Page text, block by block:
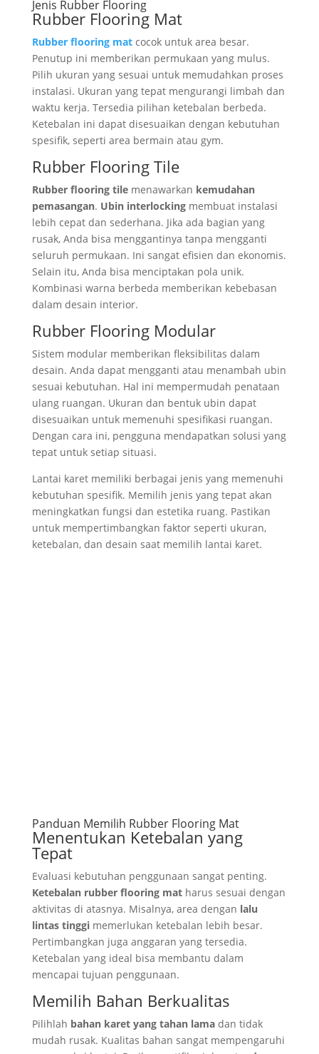
Jenis Rubber Flooring
Rubber Flooring Mat
Rubber flooring mat cocok untuk area besar.
Penutup ini memberikan permukaan yang mulus.
Pilih ukuran yang sesuai untuk memudahkan proses
instalasi. Ukuran yang tepat mengurangi limbah dan
waktu kerja. Tersedia pilihan ketebalan berbeda.
Ketebalan ini dapat disesuaikan dengan kebutuhan
spesifik, seperti area bermain atau gym.
Rubber Flooring Tile
Rubber flooring tilemenawarkan kemudahan
pemasangan. Ubin interlockingmembuat instalasi
lebih cepat dan sederhana. Jika ada bagian yang
rusak, Anda bisa menggantinya tanpa mengganti
seluruh permukaan. Ini sangat efisien dan ekonomis.
Selain itu, Anda bisa menciptakan pola unik.
Kombinasi warna berbeda memberikan kebebasan
dalam desain interior.
Rubber Flooring Modular
Sistem modular memberikan fleksibilitas dalam
desain. Anda dapat mengganti atau menambah ubin
sesuai kebutuhan. Hal ini mempermudah penataan
ulang ruangan. Ukuran dan bentuk ubin dapat
disesuaikan untuk memenuhi spesifikasi ruangan.
Dengan cara ini, pengguna mendapatkan solusi yang
tepat untuk setiap situasi.
Lantai karet memiliki berbagai jenis yang memenuhi
kebutuhan spesifik. Memilih jenis yang tepat akan
meningkatkan fungsi dan estetika ruang. Pastikan
untuk mempertimbangkan faktor seperti ukuran,
ketebalan, dan desain saat memilih lantai karet.
Panduan Memilih Rubber Flooring Mat
Menentukan Ketebalan yang
Tepat
Evaluasi kebutuhan penggunaan sangat penting.
Ketebalan rubber flooring matharus sesuai dengan
aktivitas di atasnya. Misalnya, area dengan lalu
lintas tinggimemerlukan ketebalan lebih besar.
Pertimbangkan juga anggaran yang tersedia.
Ketebalan yang ideal bisa membantu dalam
mencapai tujuan penggunaan.
Memilih Bahan Berkualitas
Pilihlah bahan karet yang tahan lamadan tidak
mudah rusak. Kualitas bahan sangat mempengaruhi